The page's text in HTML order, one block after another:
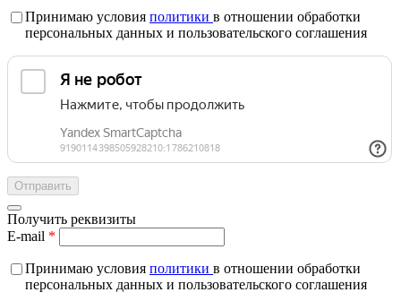
Принимаю условия политики в отношении обработки
персональных данных и пользовательского соглашения
Получить реквизиты
E-mail *
Принимаю условия политики в отношении обработки
персональных данных и пользовательского соглашения